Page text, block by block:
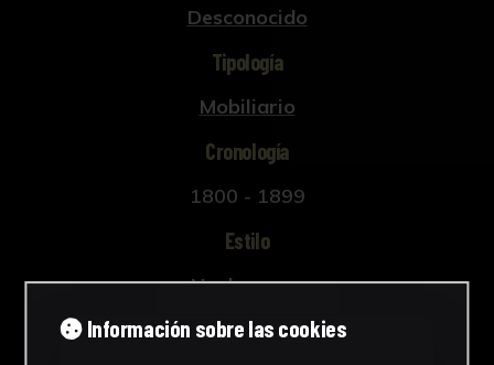
Desconocido
Tipología
Mobiliario
Cronología
1800 - 1899
Estilo
Neobarroco
Técnica
Información sobre las cookies